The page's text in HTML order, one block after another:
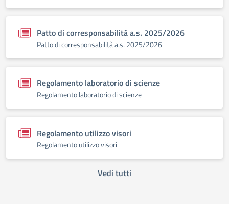
Patto di corresponsabilità a.s. 2025/2026
Patto di corresponsabilità a.s. 2025/2026
Regolamento laboratorio di scienze
Regolamento laboratorio di scienze
Regolamento utilizzo visori
Regolamento utilizzo visori
Vedi tutti